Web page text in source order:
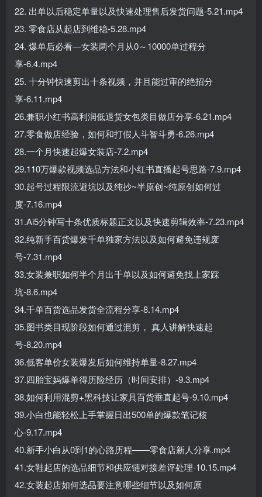
22. 出单以后稳定单量以及快速处理售后发货问题-5.21.mp4
23. 零食店从起店到维稳-5.28.mp4
24. 爆单后必看—女装两个月从0～10000单过程分
享-6.4.mp4
25. 十分钟快速剪出十条视频，并且能过审的绝招分
享-6.11.mp4
26.兼职小红书高利润低退货女包类目做店分享-6.21.mp4
27.零食做店经验，如何和打假人斗智斗勇-6.26.mp4
28.一个月快速起爆女装店-7.2.mp4
29.110万爆款视频选品方法和小红书直播起号思路-7.9.mp4
30.起号过程限流避坑以及纯抄~半原创~纯原创如何过
度-7.16.mp4
31.Ai5分钟写十条优质标题正文以及快速剪辑效率-7.23.mp4
32.纯新手百货爆发千单独家方法以及如何避免违规废
号-7.31.mp4
33.女装兼职如何半个月出千单以及如何避免找上家踩
坑-8.6.mp4
34.千单百货选品发货全流程分享-8.14.mp4
35.图书类目现阶段如何通过混剪， 真人讲解快速起
号-8.20.mp4
36.低客单价女装爆发后如何维持单量-8.27.mp4
37.四胎宝妈爆单得历险经历（时间安排）-9.3.mp4
38.如何利用混剪+黑科技让家具百货垂直起号-9.10.mp4
39.小白也能轻松上手掌握日出500单的爆款笔记核
心-9.17.mp4
40.新手小白从0到1的心路历程——零食店新人分享.mp4
41.女鞋起店的选品细节和供应链对接差评处理-10.15.mp4
42.女装起店如何选品要注意哪些细节以及如何原